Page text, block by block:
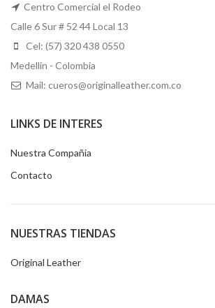
Centro Comercial el Rodeo
Calle 6 Sur # 52 44 Local 13
Cel: (57) 320 438 0550
Medellin - Colombia
Mail: cueros@originalleather.com.co
LINKS DE INTERES
Nuestra Compañia
Contacto
NUESTRAS TIENDAS
Original Leather
DAMAS